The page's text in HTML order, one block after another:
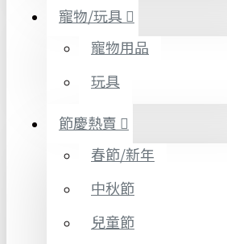
寵物/玩具
寵物用品
玩具
節慶熱賣
春節/新年
中秋節
兒童節